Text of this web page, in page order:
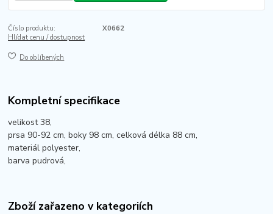
Číslo produktu:
X0662
Hlídat cenu / dostupnost
Do oblíbených
Kompletní specifikace
velikost 38,
prsa 90-92 cm, boky 98 cm, celková délka 88 cm,
materiál polyester,
barva pudrová,
Zboží zařazeno v kategoriích